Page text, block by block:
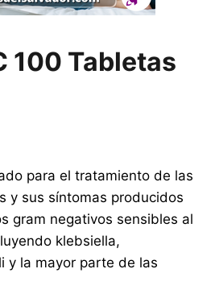
100 Tabletas
para el tratamiento de las
y sus síntomas producidos
gram negativos sensibles al
klebsiella,
y la mayor parte de las